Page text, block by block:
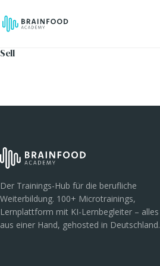
Sell
Der Trainings-Hub für die berufliche
Weiterbildung. 100+ Microtrainings,
Lernplattform mit KI-Lernbegleiter – alles
aus einer Hand, gehosted in Deutschland.